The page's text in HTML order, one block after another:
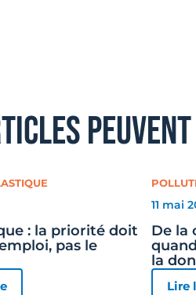
: la priorité doit
pas le
11 mai
De la
la
Lire